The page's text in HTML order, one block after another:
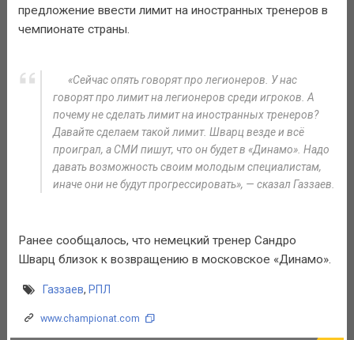
предложение ввести лимит на иностранных тренеров в
чемпионате страны.
«Сейчас опять говорят про легионеров. У нас
говорят про лимит на легионеров среди игроков. А
почему не сделать лимит на иностранных тренеров?
Давайте сделаем такой лимит. Шварц везде и всё
проиграл, а СМИ пишут, что он будет в «Динамо». Надо
давать возможность своим молодым специалистам,
иначе они не будут прогрессировать», — сказал Газзаев.
Ранее сообщалось, что немецкий тренер Сандро
Шварц близок к возвращению в московское «Динамо».
Газзаев, РПЛ
www.championat.com